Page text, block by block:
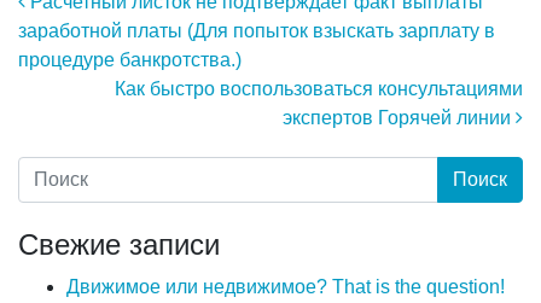
заработной платы (Для попыток взыскать зарплату в
процедуре банкротства.)
Как быстро воспользоваться консультациями
экспертов Горячей линии
Свежие записи
Движимое или недвижимое? That is the question!